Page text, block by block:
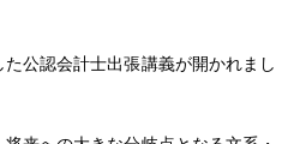
公認会計士出張講義が開かれまし